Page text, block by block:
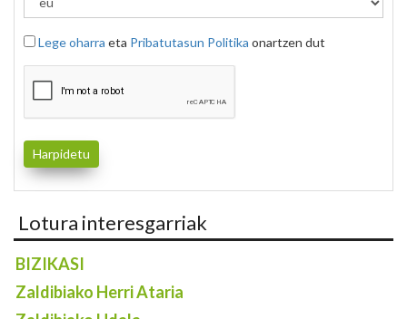
Lege oharra eta Pribatutasun Politika onartzen dut
Lotura interesgarriak
BIZIKASI
Zaldibiako Herri Ataria